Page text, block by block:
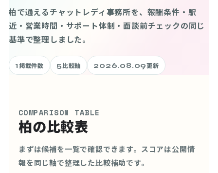
柏で通えるチャットレディ事務所を、報酬条件・駅
近・営業時間・サポート体制・面談前チェックの同じ
基準で整理しました。
1掲載件数 5比較軸 2026.08.09更新
COMPARISON TABLE
柏の比較表
まずは候補を一覧で確認できます。スコアは公開情
報を同じ軸で整理した比較補助です。